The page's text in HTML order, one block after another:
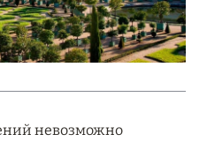
JUMEIRAH BALI,
невозможно